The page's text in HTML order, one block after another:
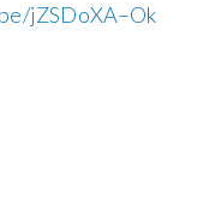
jZSDoXA–Ok